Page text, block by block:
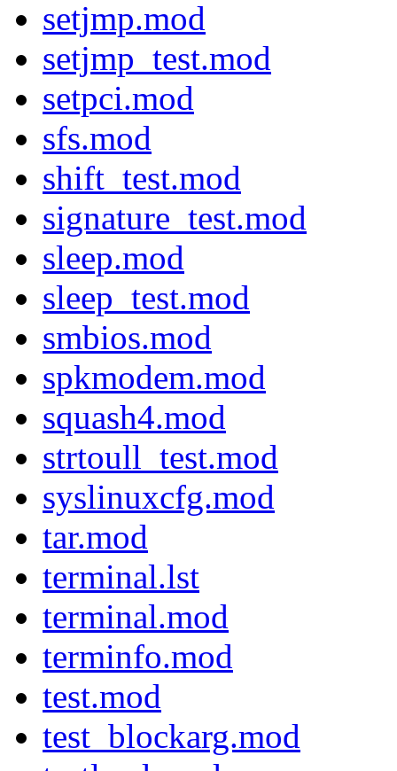
setjmp.mod
setjmp_test.mod
setpci.mod
sfs.mod
shift_test.mod
signature_test.mod
sleep.mod
sleep_test.mod
smbios.mod
spkmodem.mod
squash4.mod
strtoull_test.mod
syslinuxcfg.mod
tar.mod
terminal.lst
terminal.mod
terminfo.mod
test.mod
test_blockarg.mod